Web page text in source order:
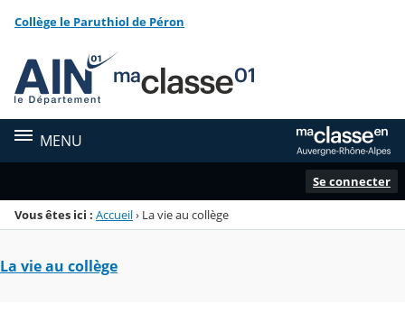
Menu de la rubrique
Contenu
Collège le Paruthiol de Péron
MENU
Se connecter
Vous êtes ici : Accueil› La vie au collège
La vie au collège